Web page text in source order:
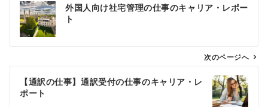
外国人向け社宅管理の仕事のキャリア・レポー
ト
次のページへ
【通訳の仕事】通訳受付の仕事のキャリア・レ
ポート